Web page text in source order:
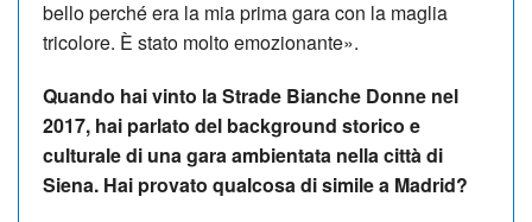
bello perché era la mia prima gara con la maglia
tricolore. È stato molto emozionante».
Quando hai vinto la Strade Bianche Donne nel
2017, hai parlato del background storico e
culturale di una gara ambientata nella città di
Siena. Hai provato qualcosa di simile a Madrid?